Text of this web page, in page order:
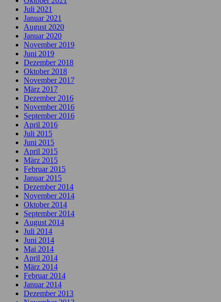
Juli 2021
Januar 2021
August 2020
Januar 2020
November 2019
Juni 2019
Dezember 2018
Oktober 2018
November 2017
März 2017
Dezember 2016
November 2016
September 2016
April 2016
Juli 2015
Juni 2015
April 2015
März 2015
Februar 2015
Januar 2015
Dezember 2014
November 2014
Oktober 2014
September 2014
August 2014
Juli 2014
Juni 2014
Mai 2014
April 2014
März 2014
Februar 2014
Januar 2014
Dezember 2013